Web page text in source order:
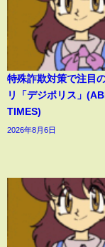
特殊詐欺対策で注目
リ「デジポリス」
TIMES)
2026年8月6日